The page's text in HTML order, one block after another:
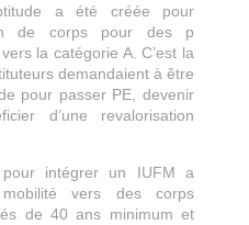
a été créée pour
de corps pour des p
la catégorie A. C’est la
demandaient à être
pour passer PE, devenir
d’une revalorisation
intégrer un IUFM a
vers des corps
de 40 ans minimum et